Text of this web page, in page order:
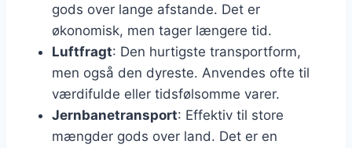
gods over lange afstande. Det er
økonomisk, men tager længere tid.
Luftfragt: Den hurtigste transportform,
men også den dyreste. Anvendes ofte til
værdifulde eller tidsfølsomme varer.
Jernbanetransport: Effektiv til store
mængder gods over land. Det er en